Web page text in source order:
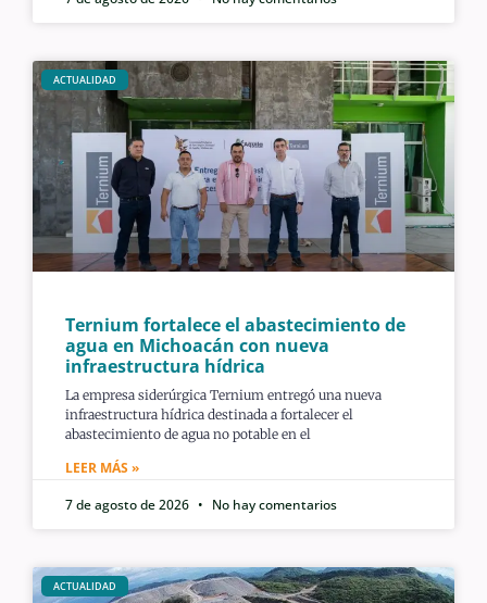
ACTUALIDAD
Ternium fortalece el abastecimiento de
agua en Michoacán con nueva
infraestructura hídrica
La empresa siderúrgica Ternium entregó una nueva
infraestructura hídrica destinada a fortalecer el
abastecimiento de agua no potable en el
LEER MÁS »
7 de agosto de 2026
No hay comentarios
ACTUALIDAD